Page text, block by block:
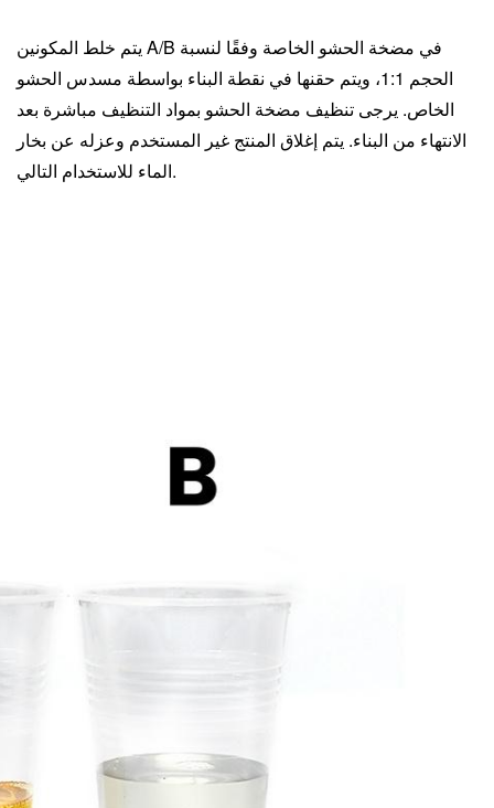
يتم خلط المكونين A/B في مضخة الحشو الخاصة وفقًا لنسبة
الحجم 1:1، ويتم حقنها في نقطة البناء بواسطة مسدس الحشو
الخاص. يرجى تنظيف مضخة الحشو بمواد التنظيف مباشرة بعد
الانتهاء من البناء. يتم إغلاق المنتج غير المستخدم وعزله عن بخار
الماء للاستخدام التالي.